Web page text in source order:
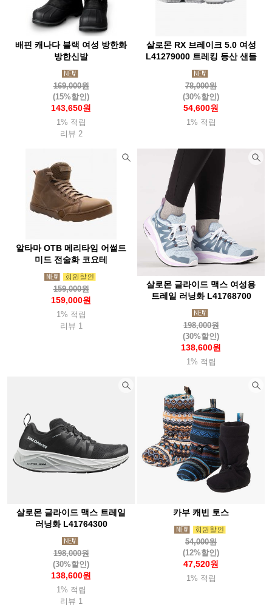
배핀 캐나다 블랙 여성 방한화
방한신발
169,000원
(15%할인)
143,650원
1% 적립
리뷰 2
살로몬 RX 브레이크 5.0 여성
L41279000 트레킹 등산 샌들
78,000원
(30%할인)
54,600원
1% 적립
알타마 OTB 메리타임 어썰트
미드 전술화 코요테
159,000원
159,000원
1% 적립
리뷰 1
살로몬 글라이드 맥스 여성용
트레일 러닝화 L41768700
198,000원
(30%할인)
138,600원
1% 적립
살로몬 글라이드 맥스 트레일
러닝화 L41764300
198,000원
(30%할인)
138,600원
1% 적립
리뷰 1
카부 캐빈 토스
54,000원
(12%할인)
47,520원
1% 적립